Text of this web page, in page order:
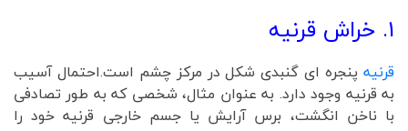
1. خراش قرنیه
قرنیه پنجره ای گنبدی شکل در مرکز چشم است.احتمال آسیب
به قرنیه وجود دارد. به عنوان مثال، شخصی که به طور تصادفی
با ناخن انگشت، برس آرایش یا جسم خارجی قرنیه خود را